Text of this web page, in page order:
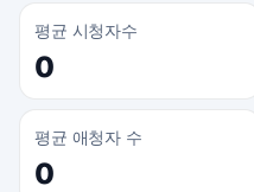
평균 시청자수
0
평균 애청자 수
0